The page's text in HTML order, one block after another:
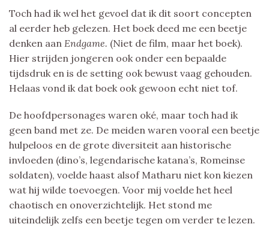
Toch had ik wel het gevoel dat ik dit soort concepten
al eerder heb gelezen. Het boek deed me een beetje
denken aan Endgame. (Niet de film, maar het boek).
Hier strijden jongeren ook onder een bepaalde
tijdsdruk en is de setting ook bewust vaag gehouden.
Helaas vond ik dat boek ook gewoon echt niet tof.
De hoofdpersonages waren oké, maar toch had ik
geen band met ze. De meiden waren vooral een beetje
hulpeloos en de grote diversiteit aan historische
invloeden (dino’s, legendarische katana’s, Romeinse
soldaten), voelde haast alsof Matharu niet kon kiezen
wat hij wilde toevoegen. Voor mij voelde het heel
chaotisch en onoverzichtelijk. Het stond me
uiteindelijk zelfs een beetje tegen om verder te lezen.